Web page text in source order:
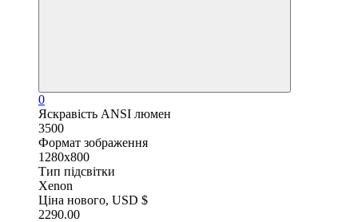
0
Яскравість ANSI люмен
3500
Формат зображення
1280x800
Тип підсвітки
Xenon
Ціна нового, USD $
2290.00